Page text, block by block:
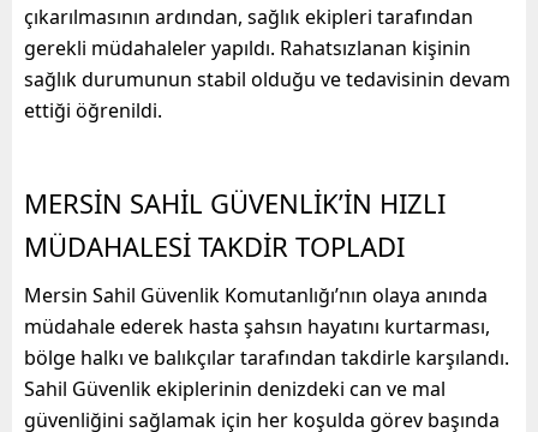
çıkarılmasının ardından, sağlık ekipleri tarafından
gerekli müdahaleler yapıldı. Rahatsızlanan kişinin
sağlık durumunun stabil olduğu ve tedavisinin devam
ettiği öğrenildi.
MERSİN SAHİL GÜVENLİK’İN HIZLI
MÜDAHALESİ TAKDİR TOPLADI
Mersin Sahil Güvenlik Komutanlığı’nın olaya anında
müdahale ederek hasta şahsın hayatını kurtarması,
bölge halkı ve balıkçılar tarafından takdirle karşılandı.
Sahil Güvenlik ekiplerinin denizdeki can ve mal
güvenliğini sağlamak için her koşulda görev başında